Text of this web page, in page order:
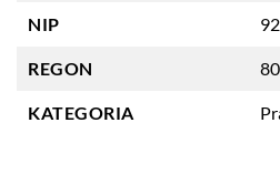
NIP
REGON
KATEGORIA